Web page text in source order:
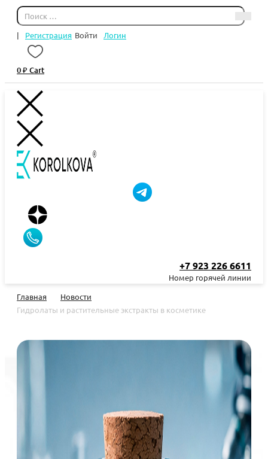
| Регистрация Войти Логин
0₽ Cart
+7 923 226 6611
Номер горячей линии
Главная
Новости
Гидролаты и растительные экстракты в косметике